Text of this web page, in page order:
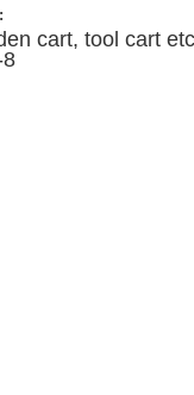
cart, tool cart